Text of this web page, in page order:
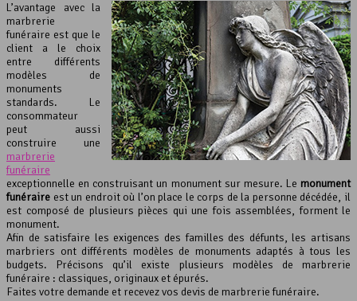
L’avantage avec la
marbrerie
funéraire est que le
client a le choix
entre différents
modèles de
monuments
standards. Le
consommateur
peut aussi
construire une
marbrerie
funéraire
exceptionnelle en construisant un monument sur mesure. Le monument
funéraire est un endroit où l’on place le corps de la personne décédée, il
est composé de plusieurs pièces qui une fois assemblées, forment le
monument.
Afin de satisfaire les exigences des familles des défunts, les artisans
marbriers ont différents modèles de monuments adaptés à tous les
budgets. Précisons qu’il existe plusieurs modèles de marbrerie
funéraire : classiques, originaux et épurés.
Faites votre demande et recevez vos devis de marbrerie funéraire.